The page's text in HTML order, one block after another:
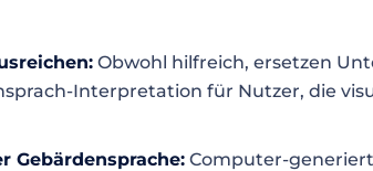
Obwohl hilfreich, ersetzen
Interpretation für Nutzer, die
Gebärdensprache: Computer-